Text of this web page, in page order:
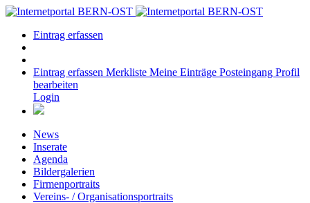
Eintrag erfassen
Eintrag erfassen Merkliste Meine Einträge Posteingang Profil
bearbeiten
Login
News
Inserate
Agenda
Bildergalerien
Firmenportraits
Vereins- / Organisationsportraits